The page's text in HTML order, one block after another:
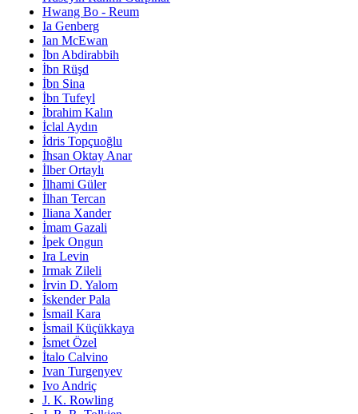
Hwang Bo - Reum
Ia Genberg
Ian McEwan
İbn Abdirabbih
İbn Rüşd
İbn Sina
İbn Tufeyl
İbrahim Kalın
İclal Aydın
İdris Topçuoğlu
İhsan Oktay Anar
İlber Ortaylı
İlhami Güler
İlhan Tercan
Iliana Xander
İmam Gazali
İpek Ongun
Ira Levin
Irmak Zileli
İrvin D. Yalom
İskender Pala
İsmail Kara
İsmail Küçükkaya
İsmet Özel
İtalo Calvino
Ivan Turgenyev
Ivo Andriç
J. K. Rowling